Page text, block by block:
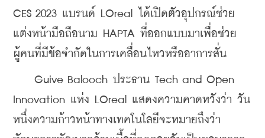
CES 2023 แบรนด์ LOreal ได้เปิดตัวอุปกรณ์ช่วย
แต่งหน้ามือถือนาม HAPTA ที่ออกแบบมาเพื่อช่วย
ผู้คนที่มีข้อจำกัดในการเคลื่อนไหวหรืออาการสั่น
Guive Balooch ประธาน Tech and Open
Innovation แห่ง LOreal แสดงความคาดหวังว่า วัน
หนึ่งความก้าวหน้าทางเทคโนโลยีจะหมายถึงว่า